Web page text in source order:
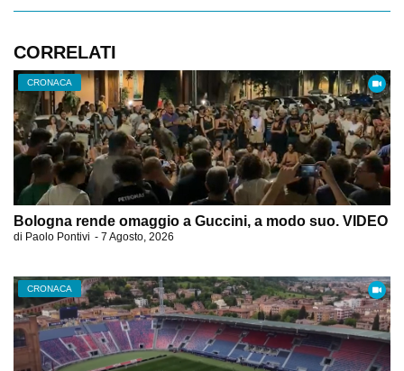
CORRELATI
CRONACA
Bologna rende omaggio a Guccini, a modo suo. VIDEO
di Paolo Pontivi - 7 Agosto, 2026
CRONACA